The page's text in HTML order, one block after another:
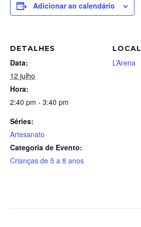
Adicionar ao calendário
DETALHES
Data:
12 julho
Hora:
2:40 pm - 3:40 pm
Séries:
Artesanato
Categoria de Evento:
Crianças de 5 a 8 anos
LOCAL
L’Arena